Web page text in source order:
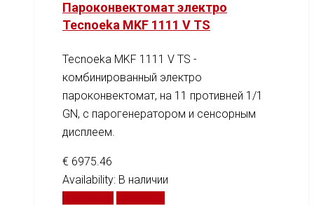
Пароконвектомат электро
Tecnoeka MKF 1111 V TS
Tecnoeka MKF 1111 V TS -
комбинированный электро
пароконвектомат, на 11 противней 1/1
GN, c парогенератором и сенсорным
дисплеем.
€ 6975.46
Availability: В наличии